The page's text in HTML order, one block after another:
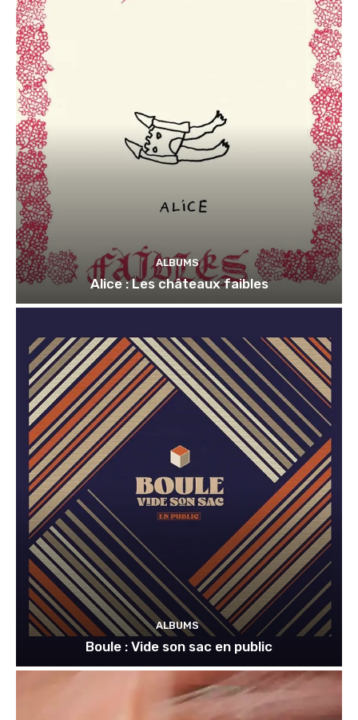
ALBUMS
Alice : Les châteaux faibles
ALBUMS
Boule : Vide son sac en public